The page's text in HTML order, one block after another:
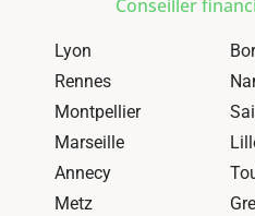
Conseiller
Lyon
Rennes
Montpellier
Marseille
Annecy
Metz